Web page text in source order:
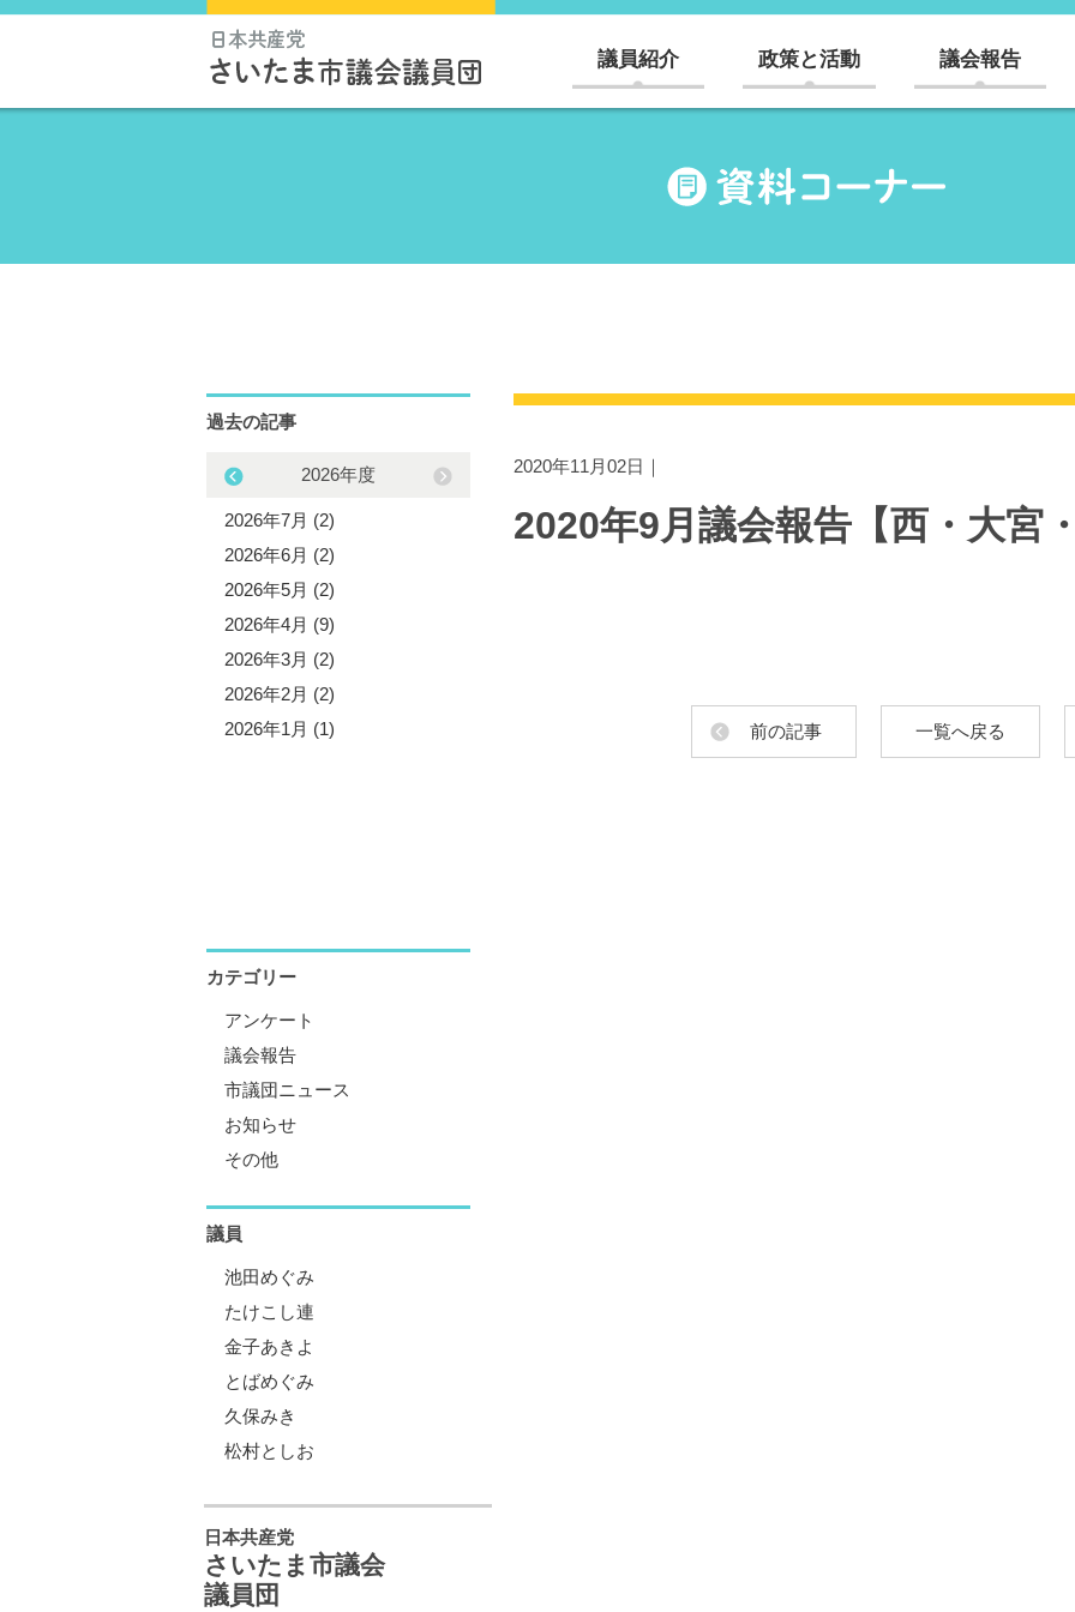
議員紹介 政策と活動 議会報告
2020年11月02日｜
2020年9月議会報告【西・大宮
前の記事 一覧へ戻る
過去の記事
2026年度
2026年7月 (2)
2026年6月 (2)
2026年5月 (2)
2026年4月 (9)
2026年3月 (2)
2026年2月 (2)
2026年1月 (1)
カテゴリー
アンケート
議会報告
市議団ニュース
お知らせ
その他
議員
池田めぐみ
たけこし連
金子あきよ
とばめぐみ
久保みき
松村としお
日本共産党
さいたま市議会
議員団